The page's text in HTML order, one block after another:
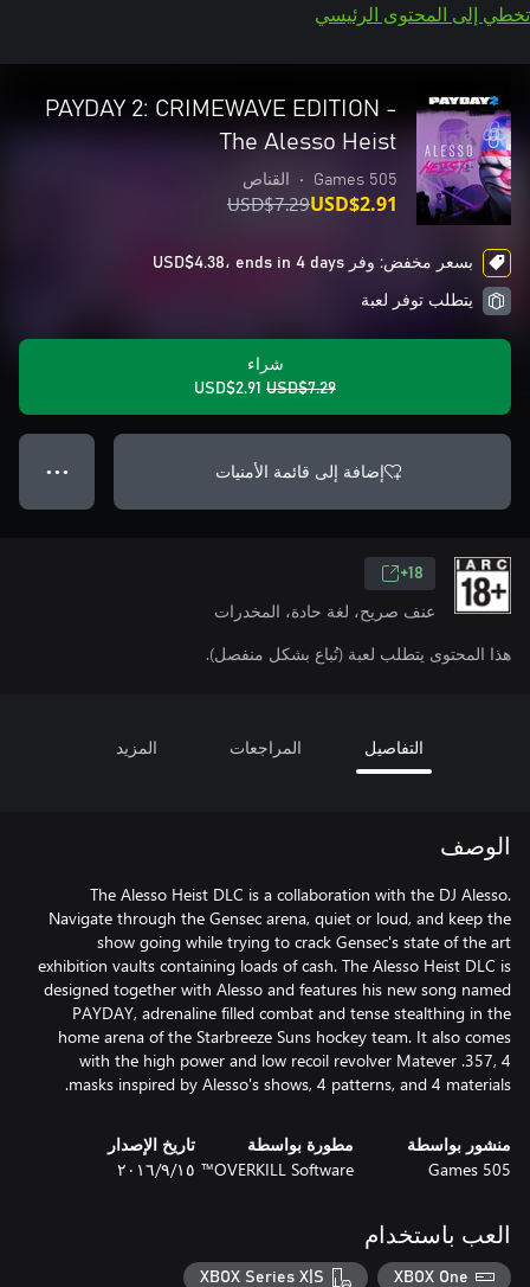
تخطي إلى المحتوى الرئيسي
PAYDAY 2: CRIMEWAVE EDITION -
The Alesso Heist
505 Games
• القناص
USD$7.29USD$2.91
بسعر مخفض: وفر USD$4.38، ends in 4 days
يتطلب توفر لعبة
شراء
USD$7.29
USD$2.91
إضافة إلى قائمة الأمنيات ● ● ●
18+
عنف صريح، لغة حادة، المخدرات
هذا المحتوى يتطلب لعبة (تُباع بشكل منفصل).
التفاصيل المراجعات المزيد
الوصف
The Alesso Heist DLC is a collaboration with the DJ Alesso.
Navigate through the Gensec arena, quiet or loud, and keep the
show going while trying to crack Gensec's state of the art
exhibition vaults containing loads of cash. The Alesso Heist DLC is
designed together with Alesso and features his new song named
PAYDAY, adrenaline filled combat and tense stealthing in the
home arena of the Starbreeze Suns hockey team. It also comes
with the high power and low recoil revolver Matever .357, 4
masks inspired by Alesso's shows, 4 patterns, and 4 materials.
منشور بواسطة
505 Games
مطورة بواسطة
OVERKILL Software™
تاريخ الإصدار
١٥‏/٩‏/٢٠١٦
العب باستخدام
XBOX One
XBOX Series X|S